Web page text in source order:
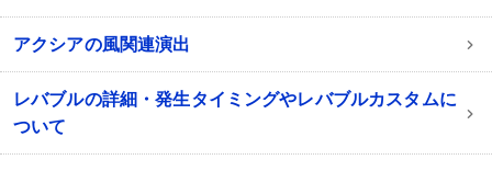
アクシアの風関連演出
レバブルの詳細・発生タイミングやレバブルカスタムに
ついて